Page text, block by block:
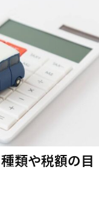
類や税額の目